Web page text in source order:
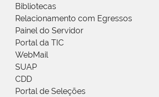
Bibliotecas
Relacionamento com Egressos
Painel do Servidor
Portal da TIC
WebMail
SUAP
CDD
Portal de Seleções